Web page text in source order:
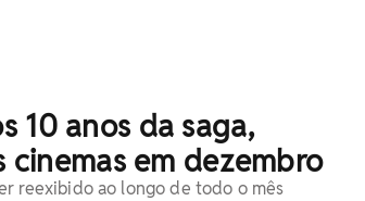
10 anos da saga,
em dezembro
reexibido ao longo de todo o mês